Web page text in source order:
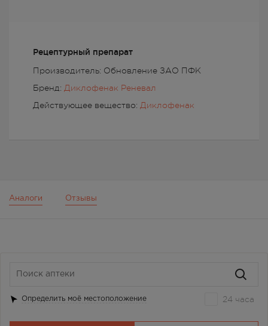
Рецептурный препарат
Производитель: Обновление ЗАО ПФК
Бренд: Диклофенак Реневал
Действующее вещество: Диклофенак
Аналоги Отзывы
Определить моё местоположение 24 часа